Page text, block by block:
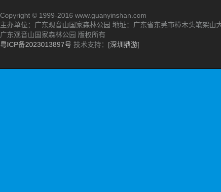
Copyright © 1999-2016 www.guanyinshan.com
主办单位：广东观音山国家森林公园 地址：广东省东莞市樟木头笔架山
广东观音山国家森林公园 版权所有
粤ICP备2023013897号 技术支持： [深圳鼎游]